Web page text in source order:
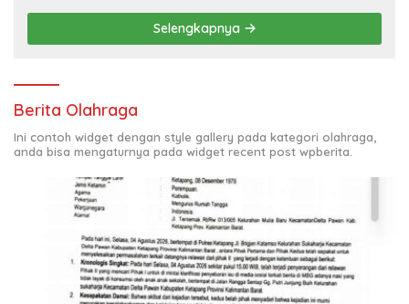
Selengkapnya
Berita Olahraga
Ini contoh widget dengan style gallery pada kategori olahraga,
anda bisa mengaturnya pada widget recent post wpberita.